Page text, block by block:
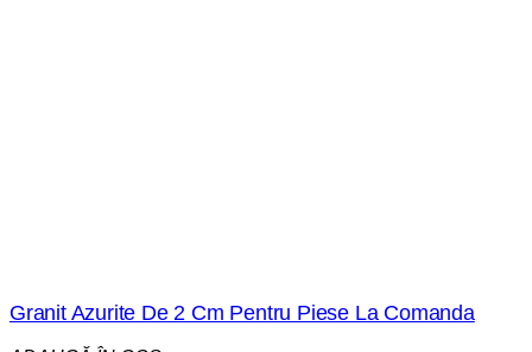
Granit Azurite De 2 Cm Pentru Piese La Comanda